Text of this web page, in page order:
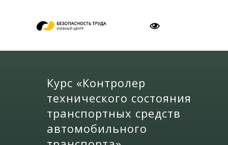
Курс «Контролер
технического состояния
транспортных средств
автомобильного